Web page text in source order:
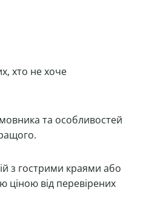
хто не хоче
та особливостей
з гострими краями або
ціною від перевірених